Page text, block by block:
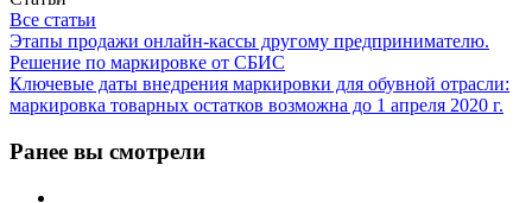
Все статьи
Этапы продажи онлайн-кассы другому предпринимателю.
Решение по маркировке от СБИС
Ключевые даты внедрения маркировки для обувной отрасли:
маркировка товарных остатков возможна до 1 апреля 2020 г.
Ранее вы смотрели